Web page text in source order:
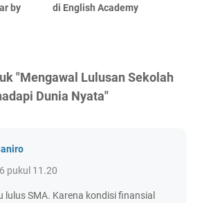
by
di English Academy
"Mengawal Lulusan Sekolah
Dunia Nyata"
pukul 11.20
lulus SMA. Karena kondisi finansial